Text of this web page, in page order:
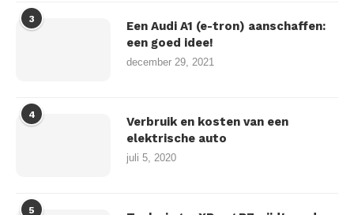
3
Een Audi A1 (e-tron) aanschaffen:
een goed idee!
december 29, 2021
4
Verbruik en kosten van een
elektrische auto
juli 5, 2020
5